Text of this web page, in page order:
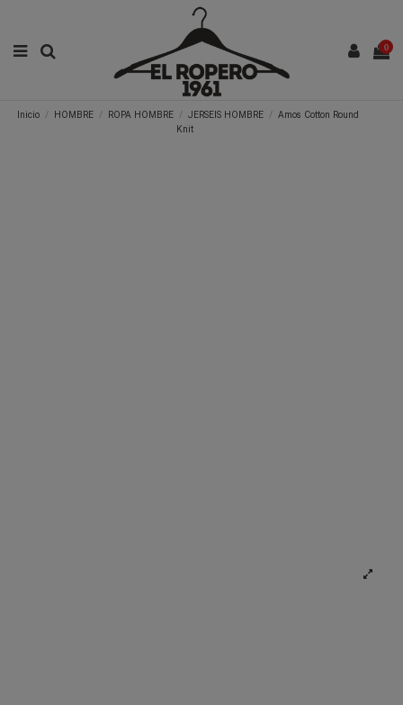
0
Inicio HOMBRE ROPA HOMBRE JERSEIS HOMBRE
Amos Cotton Round
Knit